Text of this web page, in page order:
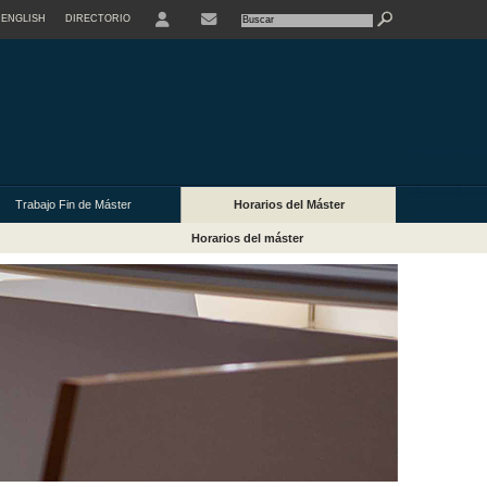
ENGLISH DIRECTORIO
Trabajo Fin de Máster Horarios del Máster
Horarios del máster